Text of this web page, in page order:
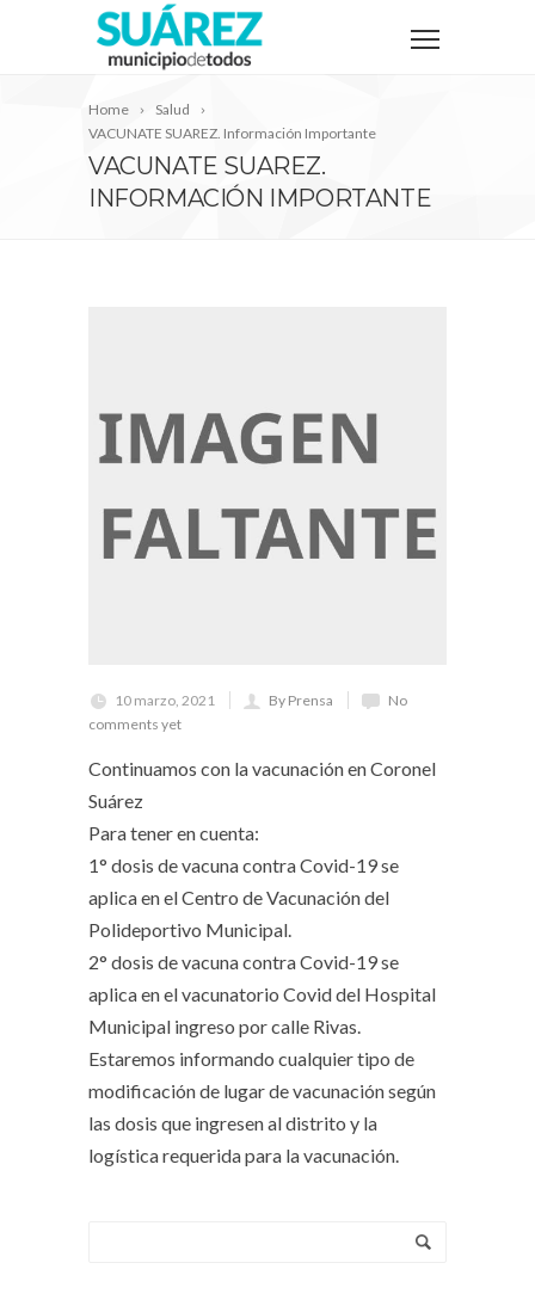
Home
Salud
VACUNATE SUAREZ. Información Importante
VACUNATE SUAREZ.
INFORMACIÓN IMPORTANTE
10 marzo, 2021 By Prensa
No
comments yet
Continuamos con la vacunación en Coronel
Suárez
Para tener en cuenta:
1° dosis de vacuna contra Covid-19 se
aplica en el Centro de Vacunación del
Polideportivo Municipal.
2° dosis de vacuna contra Covid-19 se
aplica en el vacunatorio Covid del Hospital
Municipal ingreso por calle Rivas.
Estaremos informando cualquier tipo de
modificación de lugar de vacunación según
las dosis que ingresen al distrito y la
logística requerida para la vacunación.